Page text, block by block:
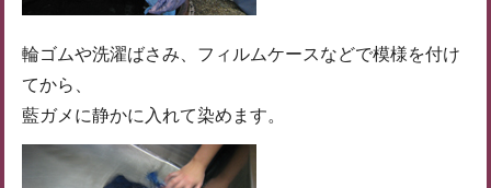
輪ゴムや洗濯ばさみ、フィルムケースなどで模様を付け
てから、
藍ガメに静かに入れて染めます。